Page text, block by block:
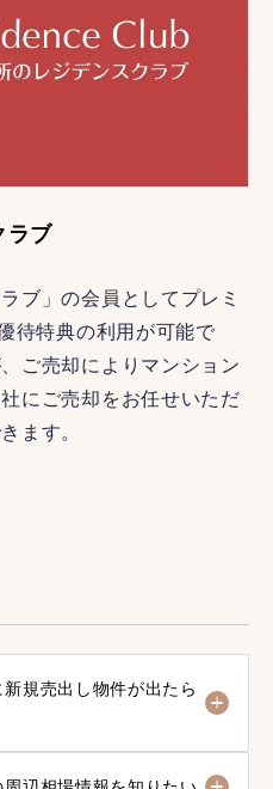
ラブ
ブ」の会員としてプレミ
待特典の利用が可能で
ご売却によりマンション
にご売却をお任せいただ
ます。
規売出し物件が出たら